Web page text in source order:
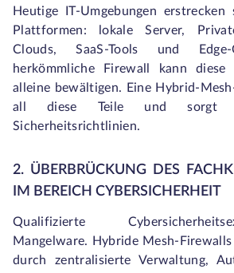
Heutige IT-Umgebungen
Plattformen: lokale Server,
Clouds, SaaS-Tools und Edge-
herkömmliche Firewall kann
alleine bewältigen. Eine Hybrid-
all diese Teile und sorgt
Sicherheitsrichtlinien.
2. ÜBERBRÜCKUNG DES
IM BEREICH CYBERSICHERHEIT
Qualifizierte
Mangelware. Hybride Mesh-Firewalls
durch zentralisierte Verwaltung,